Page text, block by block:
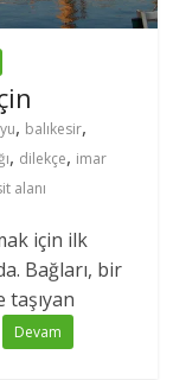
, balıkesir,
, dilekçe, imar
alanı
için ilk
Bağları, bir
Devam